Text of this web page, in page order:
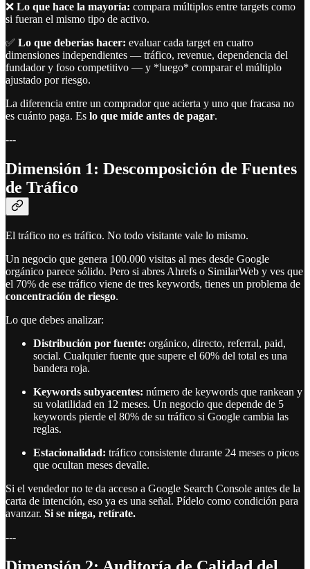
❌ Lo que hace la mayoría: compara múltiplos entre targets como
si fueran el mismo tipo de activo.
✅ Lo que deberías hacer: evaluar cada target en cuatro
dimensiones independientes — tráfico, revenue, dependencia del
fundador y foso competitivo — y *luego* comparar el múltiplo
ajustado por riesgo.
La diferencia entre un comprador que acierta y uno que fracasa no
es cuánto paga. Es lo que mide antes de pagar.
---
Dimensión 1: Descomposición de Fuentes
de Tráfico
El tráfico no es tráfico. No todo visitante vale lo mismo.
Un negocio que genera 100.000 visitas al mes desde Google
orgánico parece sólido. Pero si abres Ahrefs o SimilarWeb y ves que
el 70% de ese tráfico viene de tres keywords, tienes un problema de
concentración de riesgo.
Lo que debes analizar:
Distribución por fuente: orgánico, directo, referral, paid,
social. Cualquier fuente que supere el 60% del total es una
bandera roja.
Keywords subyacentes: número de keywords que rankean y
su volatilidad en 12 meses. Un negocio que depende de 5
keywords pierde el 80% de su tráfico si Google cambia las
reglas.
Estacionalidad: tráfico consistente durante 24 meses o picos
que ocultan meses devalle.
Si el vendedor no te da acceso a Google Search Console antes de la
carta de intención, eso ya es una señal. Pídelo como condición para
avanzar. Si se niega, retírate.
---